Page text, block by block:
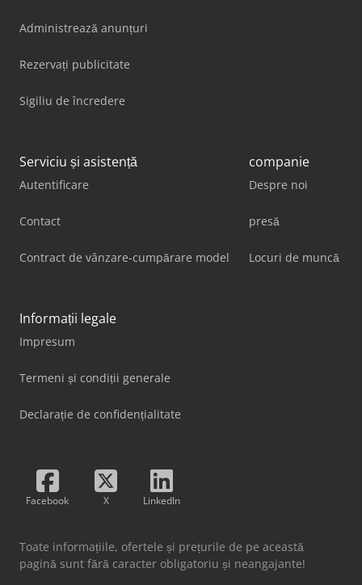
Administrează anunțuri
Rezervați publicitate
Sigiliu de încredere
Serviciu și asistență
Autentificare
Contact
Contract de vânzare-cumpărare model
companie
Despre noi
presă
Locuri de muncă
Informații legale
Impresum
Termeni și condiții generale
Declarație de confidențialitate
Facebook X LinkedIn
Toate informațiile, ofertele și prețurile de pe această
pagină sunt fără caracter obligatoriu și neangajante!